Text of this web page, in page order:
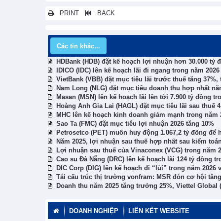
PRINT BACK
Các tin khác...
HDBank (HDB) đặt kế hoạch lợi nhuận hơn 30.000 tỷ
IDICO (IDC) lên kế hoạch lãi đi ngang trong năm 2026
VietBank (VBB) đặt mục tiêu lãi trước thuế tăng
Nam Long (NLG) đặt mục tiêu doanh thu hợp nhất
Masan (MSN) lên kế hoạch lãi lên tới 7.900 tỷ đồng
Hoàng Anh Gia Lai (HAGL) đặt mục tiêu lãi sau thuế
MHC lên kế hoạch kinh doanh giảm mạnh trong năm
Sao Ta (FMC) đặt mục tiêu lợi nhuận 2026 tăng 10%
Petrosetco (PET) muốn huy động 1.067,2 tỷ đồng để
Năm 2025, lợi nhuận sau thuế hợp nhất sau kiểm
Lợi nhuận sau thuế của Vinaconex (VCG) trong năm
Cao su Đà Nẵng (DRC) lên kế hoạch lãi 124 tỷ đồng
DIC Corp (DIG) lên kế hoạch đi “lùi” trong năm
Tái cấu trúc thị trường vonfram: MSR đón cơ hội
Doanh thu năm 2025 tăng trưởng 25%, Viettel
DOANH NGHIỆP LIÊN KẾT WEBSITE